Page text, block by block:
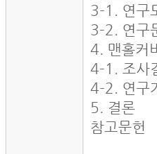
3-1. 연구
3-2. 연구
4. 맨홀커
4-1. 조사
4-2. 연구
5. 결론
참고문헌